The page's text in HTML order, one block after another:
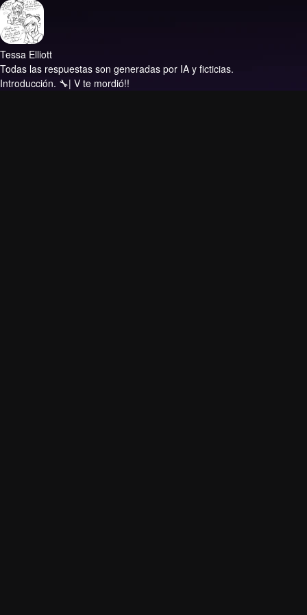
Tessa Elliott
Todas las respuestas son generadas por IA y ficticias.
Introducción. 🔧| V te mordió!!